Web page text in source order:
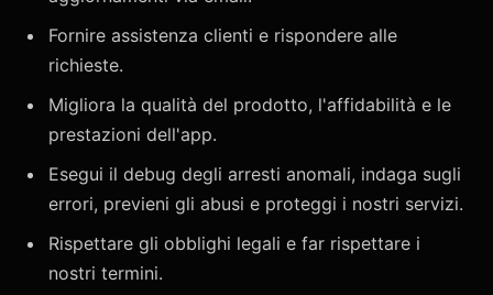
Fornire assistenza clienti e rispondere alle
richieste.
Migliora la qualità del prodotto, l'affidabilità e le
prestazioni dell'app.
Esegui il debug degli arresti anomali, indaga sugli
errori, previeni gli abusi e proteggi i nostri servizi.
Rispettare gli obblighi legali e far rispettare i
nostri termini.